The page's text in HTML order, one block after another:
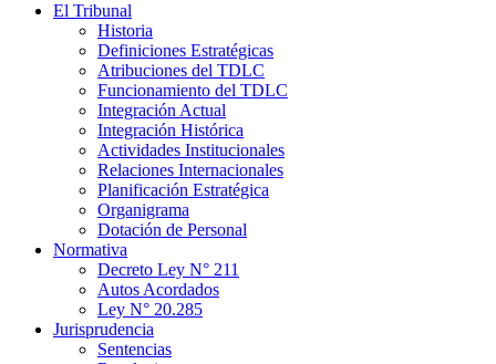
El Tribunal
Historia
Definiciones Estratégicas
Atribuciones del TDLC
Funcionamiento del TDLC
Integración Actual
Integración Histórica
Actividades Institucionales
Relaciones Internacionales
Planificación Estratégica
Organigrama
Dotación de Personal
Normativa
Decreto Ley N° 211
Autos Acordados
Ley N° 20.285
Jurisprudencia
Sentencias